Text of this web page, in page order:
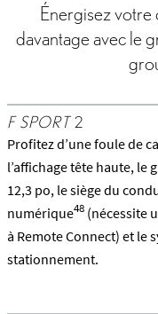
Énergisez
davantage avec le
F SPORT2
Profitez d’une foule de
l’affichage tête haute, le
12,3 po, le siège du
numérique48 (nécessite
à Remote Connect) et le
stationnement.